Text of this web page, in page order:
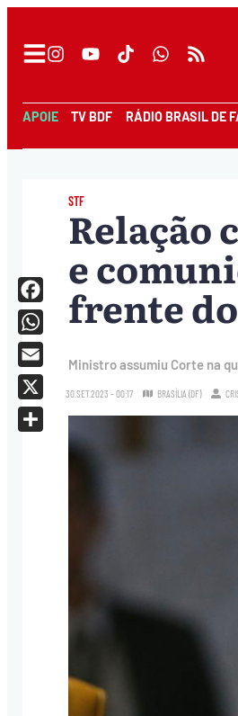
APOIE TV BDF RÁDIO BRASIL DE
STF
Relação
e
frente
Ministro assumiu Corte na
30.SET.2023 - 00:17 BRASÍLIA (DF)
Facebook
WhatsApp
Email
X